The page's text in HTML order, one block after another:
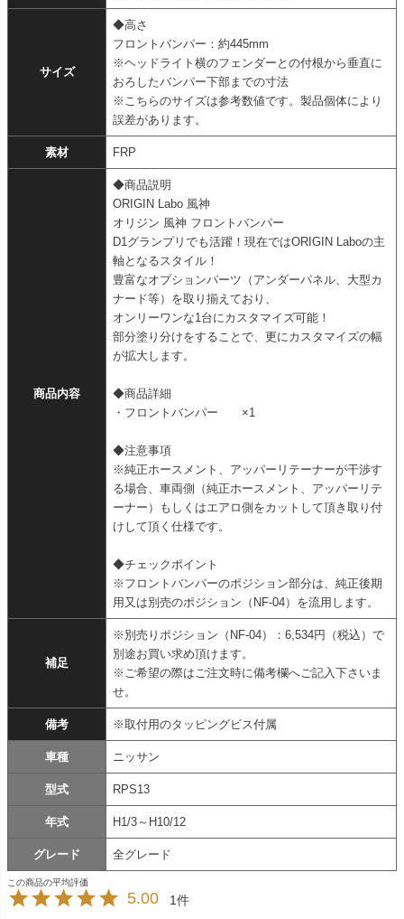
サイズ
◆高さ
フロントバンパー：約445mm
※ヘッドライト横のフェンダーとの付根から垂直に
おろしたバンパー下部までの寸法
※こちらのサイズは参考数値です。製品個体により
誤差があります。
素材 FRP
商品内容
◆商品説明
ORIGIN Labo 風神
オリジン 風神 フロントバンパー
D1グランプリでも活躍！現在ではORIGIN Laboの主
軸となるスタイル！
豊富なオプションパーツ（アンダーパネル、大型カ
ナード等）を取り揃えており、
オンリーワンな1台にカスタマイズ可能！
部分塗り分けをすることで、更にカスタマイズの幅
が拡大します。
◆商品詳細
・フロントバンパー ×1
◆注意事項
※純正ホースメント、アッパーリテーナーが干渉す
る場合、車両側（純正ホースメント、アッパーリテ
ーナー）もしくはエアロ側をカットして頂き取り付
けして頂く仕様です。
◆チェックポイント
※フロントバンパーのポジション部分は、純正後期
用又は別売のポジション（NF-04）を流用します。
補足
※別売りポジション（NF-04）：6,534円（税込）で
別途お買い求め頂けます。
※ご希望の際はご注文時に備考欄へご記入下さいま
せ。
備考 ※取付用のタッピングビス付属
車種 ニッサン
型式 RPS13
年式 H1/3～H10/12
グレード 全グレード
5.00 1